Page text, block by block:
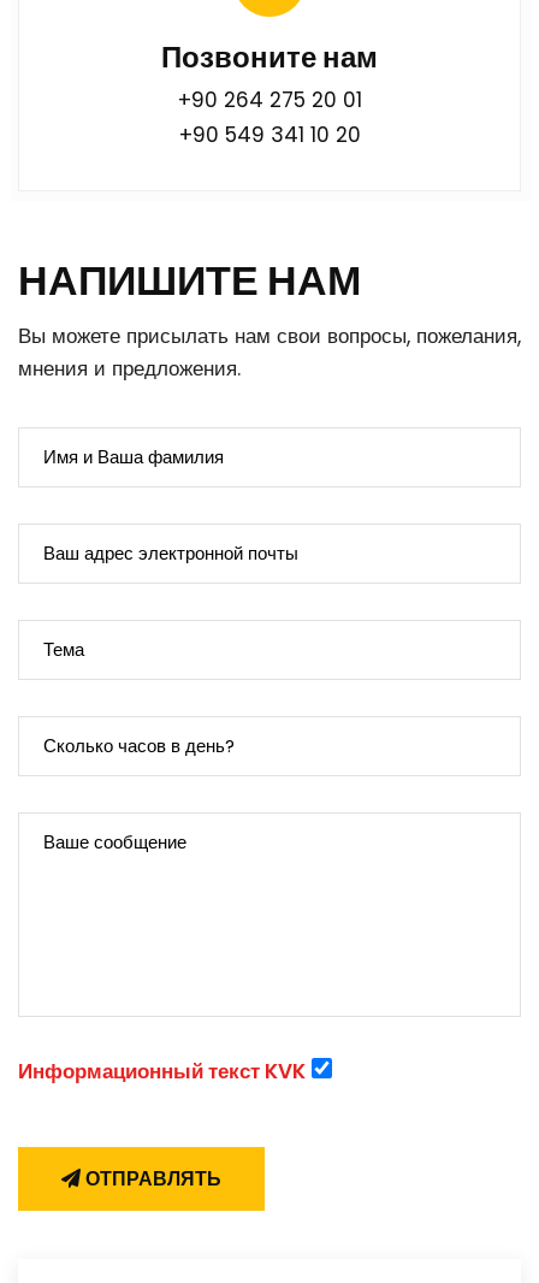
Позвоните нам
+90 264 275 20 01
+90 549 341 10 20
НАПИШИТЕ НАМ
Вы можете присылать нам свои вопросы, пожелания,
мнения и предложения.
Информационный текст KVK
ОТПРАВЛЯТЬ